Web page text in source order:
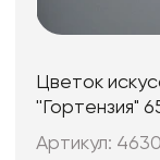
Цветок
''Гортензия"
Артикул: